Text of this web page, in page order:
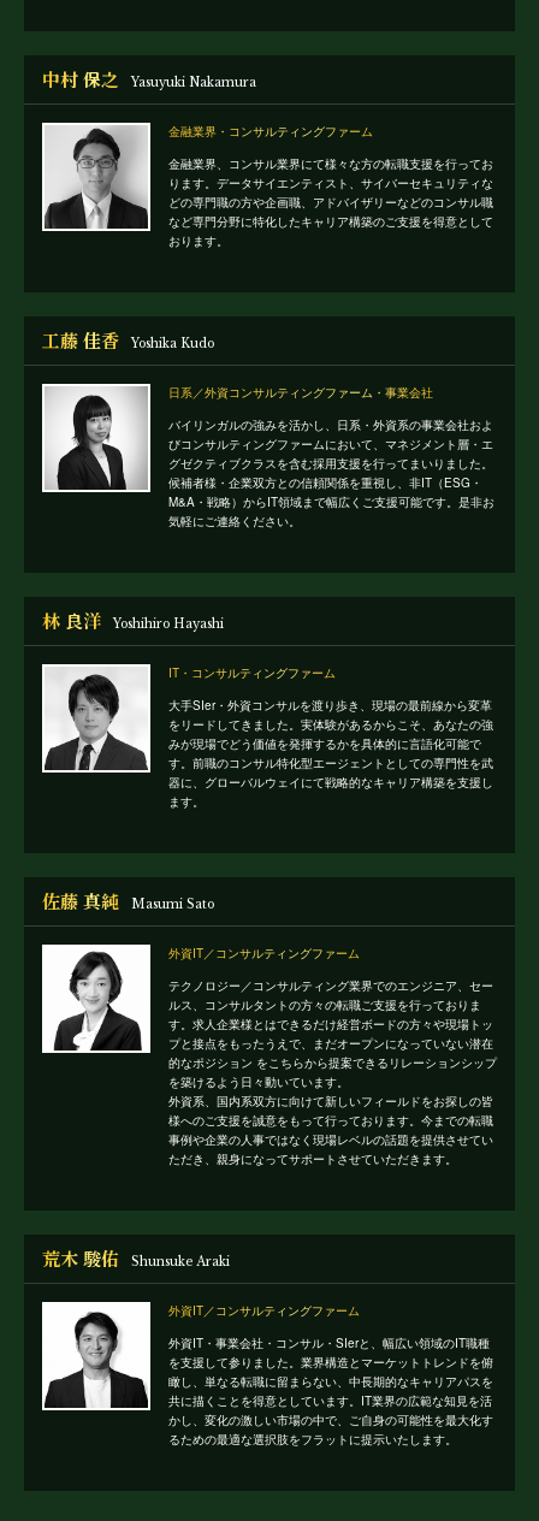
中村 保之 Yasuyuki Nakamura
金融業界・コンサルティングファーム
金融業界、コンサル業界にて様々な方の転職支援を行ってお
ります。データサイエンティスト、サイバーセキュリティな
どの専門職の方や企画職、アドバイザリーなどのコンサル職
など専門分野に特化したキャリア構築のご支援を得意として
おります。
工藤 佳香 Yoshika Kudo
日系／外資コンサルティングファーム・事業会社
バイリンガルの強みを活かし、日系・外資系の事業会社およ
びコンサルティングファームにおいて、マネジメント層・エ
グゼクティブクラスを含む採用支援を行ってまいりました。
候補者様・企業双方との信頼関係を重視し、非IT（ESG・
M&A・戦略）からIT領域まで幅広くご支援可能です。是非お
気軽にご連絡ください。
林 良洋 Yoshihiro Hayashi
IT・コンサルティングファーム
大手SIer・外資コンサルを渡り歩き、現場の最前線から変革
をリードしてきました。実体験があるからこそ、あなたの強
みが現場でどう価値を発揮するかを具体的に言語化可能で
す。前職のコンサル特化型エージェントとしての専門性を武
器に、グローバルウェイにて戦略的なキャリア構築を支援し
ます。
佐藤 真純 Masumi Sato
外資IT／コンサルティングファーム
テクノロジー／コンサルティング業界でのエンジニア、セー
ルス、コンサルタントの方々の転職ご支援を行っておりま
す。求人企業様とはできるだけ経営ボードの方々や現場トッ
プと接点をもったうえで、まだオープンになっていない潜在
的なポジション をこちらから提案できるリレーションシップ
を築けるよう日々動いています。
外資系、国内系双方に向けて新しいフィールドをお探しの皆
様へのご支援を誠意をもって行っております。今までの転職
事例や企業の人事ではなく現場レベルの話題を提供させてい
ただき、親身になってサポートさせていただきます。
荒木 駿佑 Shunsuke Araki
外資IT／コンサルティングファーム
外資IT・事業会社・コンサル・SIerと、幅広い領域のIT職種
を支援して参りました。業界構造とマーケットトレンドを俯
瞰し、単なる転職に留まらない、中長期的なキャリアパスを
共に描くことを得意としています。IT業界の広範な知見を活
かし、変化の激しい市場の中で、ご自身の可能性を最大化す
るための最適な選択肢をフラットに提示いたします。